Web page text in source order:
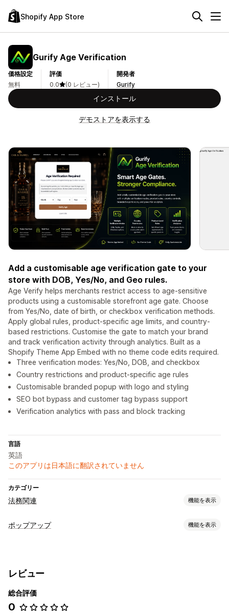
Shopify App Store
Gurify Age Verification
価格設定
無料
評価
0.0
(0 レビュー)
開発者
Gurify
インストール
デモストアを表示する
Add a customisable age verification gate to your
store with DOB, Yes/No, and Geo rules.
Age Verify helps merchants restrict access to age-sensitive
products using a customisable storefront age gate. Choose
from Yes/No, date of birth, or checkbox verification methods.
Apply global rules, product-specific age limits, and country-
based restrictions. Customise the gate to match your brand
and track verification activity through analytics. Built as a
Shopify Theme App Embed with no theme code edits required.
Three verification modes: Yes/No, DOB, and checkbox
Country restrictions and product-specific age rules
Customisable branded popup with logo and styling
SEO bot bypass and customer tag bypass support
Verification analytics with pass and block tracking
言語
英語
このアプリは日本語に翻訳されていません
カテゴリー
法務関連 機能を表示
コンプライアンス
カスタマイズ
商品ターゲティング
ボタン
ポップアップ 機能を表示
カスタムフォント
ジオロケーション
レビュー
総合評価
0